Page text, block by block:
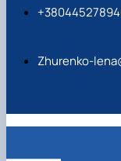
Zhurenko-